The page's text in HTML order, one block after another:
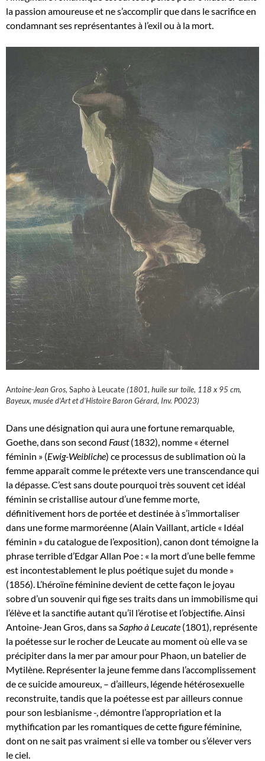
la passion amoureuse et ne s’accomplir que dans le sacrifice en
condamnant ses représentantes à l’exil ou à la mort.
Antoine-Jean Gros, Sapho à Leucate(1801, huile sur toile, 118 x 95 cm,
Bayeux, musée d’Art et d’Histoire Baron Gérard, Inv. P0023)
Dans une désignation qui aura une fortune remarquable,
Goethe, dans son second Faust(1832), nomme « éternel
féminin » (Ewig-Weibliche) ce processus de sublimation où la
femme apparaît comme le prétexte vers une transcendance qui
la dépasse. C’est sans doute pourquoi très souvent cet idéal
féminin se cristallise autour d’une femme morte,
définitivement hors de portée et destinée à s’immortaliser
dans une forme marmoréenne (Alain Vaillant, article « Idéal
féminin » du catalogue de l’exposition), canon dont témoigne la
phrase terrible d’Edgar Allan Poe : « la mort d’une belle femme
est incontestablement le plus poétique sujet du monde »
(1856). L’héroïne féminine devient de cette façon le joyau
sobre d’un souvenir qui fige ses traits dans un immobilisme qui
l’élève et la sanctifie autant qu’il l’érotise et l’objectifie. Ainsi
Antoine-Jean Gros, dans saSapho à Leucate (1801), représente
la poétesse sur le rocher de Leucate au moment où elle va se
précipiter dans la mer par amour pour Phaon, un batelier de
Mytilène. Représenter la jeune femme dans l’accomplissement
de ce suicide amoureux, – d’ailleurs, légende hétérosexuelle
reconstruite, tandis que la poétesse est par ailleurs connue
pour son lesbianisme -, démontre l’appropriation et la
mythification par les romantiques de cette figure féminine,
dont on ne sait pas vraiment si elle va tomber ou s’élever vers
le ciel.